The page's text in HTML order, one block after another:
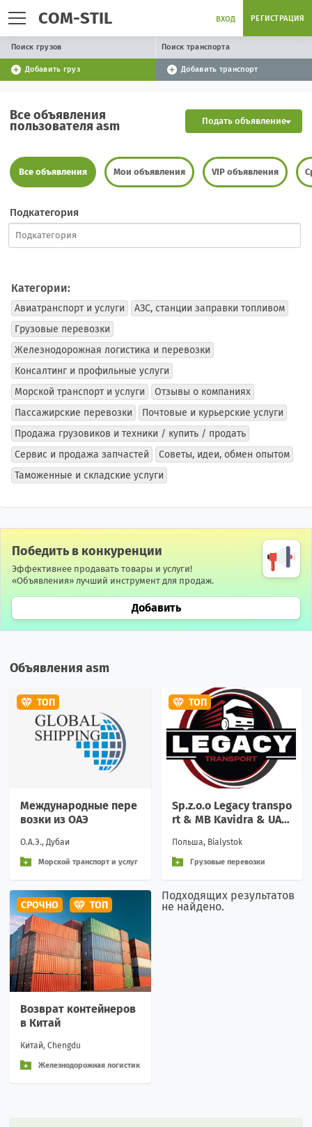
COM-STIL ВХОД РЕГИСТРАЦИЯ
Поиск грузов Поиск транспорта
Добавить груз Добавить транспорт
Все объявления
пользователя asm Подать объявление
Все объявления Мои объявления VIP объявления
Подкатегория
Категории:
Авиатранспорт и услуги
АЗС, станции заправки топливом
Грузовые перевозки
Железнодорожная логистика и перевозки
Консалтинг и профильные услуги
Морской транспорт и услуги
Отзывы о компаниях
Пассажирские перевозки
Почтовые и курьерские услуги
Продажа грузовиков и техники / купить / продать
Сервис и продажа запчастей
Советы, идеи, обмен опытом
Таможенные и складские услуги
Победить в конкуренции
Эффективнее продавать товары и услуги!
«Объявления» лучший инструмент для продаж.
Добавить
Объявления asm
ТОП
Международные пере
возки из ОАЭ
О.А.Э., Дубаи
Морской транспорт и услуг
ТОП
Sp.z.o.o Legacy transpo
rt & MB Kavidra & UAB
Польша, Bialystok
Грузовые перевозки
СРОЧНО ТОП
Возврат контейнеров
в Китай
Китай, Chengdu
Железнодорожная логистик
Подходящих результатов
не найдено.